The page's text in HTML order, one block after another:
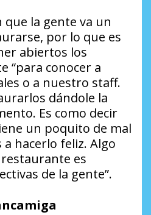
que la gente va un
por lo que es
abiertos los
“para conocer a
o a nuestro staff.
dándole la
Es como decir
un poquito de mal
hacerlo feliz. Algo
es
de la gente”.